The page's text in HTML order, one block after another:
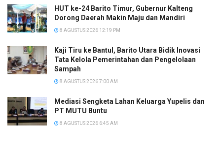
HUT ke-24 Barito Timur, Gubernur Kalteng
Dorong Daerah Makin Maju dan Mandiri
8 AGUSTUS 2026 12:19 PM
Kaji Tiru ke Bantul, Barito Utara Bidik Inovasi
Tata Kelola Pemerintahan dan Pengelolaan
Sampah
8 AGUSTUS 2026 7:00 AM
Mediasi Sengketa Lahan Keluarga Yupelis dan
PT MUTU Buntu
8 AGUSTUS 2026 6:45 AM